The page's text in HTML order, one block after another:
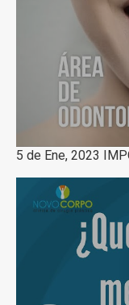
5 de Ene, 2023